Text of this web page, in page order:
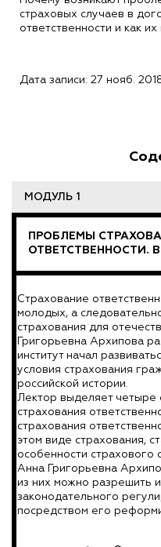
страховых случаев в
ответственности и как
Дата записи: 27 нояб.
МОДУЛЬ 1
ПРОБЛЕМЫ
ОТВЕТСТВЕННОСТИ.
Страхование
молодых, а
страхования для
Григорьевна Архипова
институт начал
условия страхования
российской истории.
Лектор выделяет
страхования
страхования
этом виде страхования,
особенности страхового
Анна Григорьевна
из них можно разрешить
законодательного
посредством его